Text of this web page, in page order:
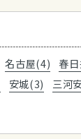
名古屋(4)
春
安城(3)
三河